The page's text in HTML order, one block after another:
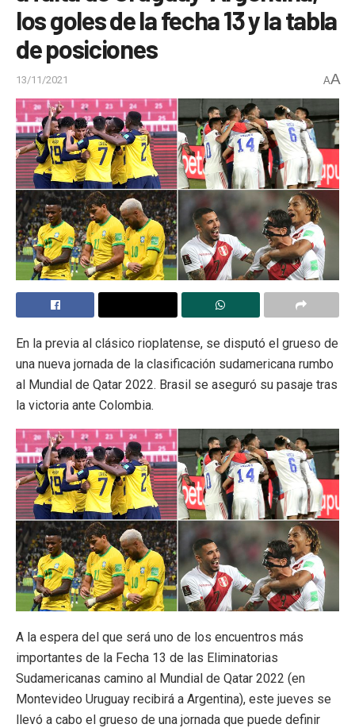
los goles de la fecha 13 y la tabla
de posiciones
13/11/2021 AA
En la previa al clásico rioplatense, se disputó el grueso de
una nueva jornada de la clasificación sudamericana rumbo
al Mundial de Qatar 2022. Brasil se aseguró su pasaje tras
la victoria ante Colombia.
A la espera del que será uno de los encuentros más
importantes de la Fecha 13 de las Eliminatorias
Sudamericanas camino al Mundial de Qatar 2022 (en
Montevideo Uruguay recibirá a Argentina), este jueves se
llevó a cabo el grueso de una jornada que puede definir